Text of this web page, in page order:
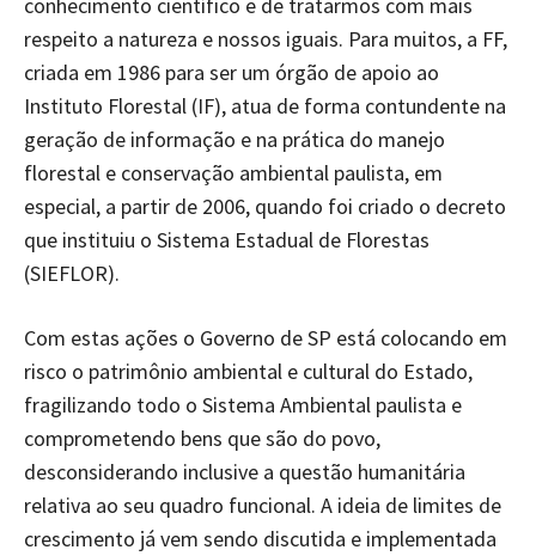
respeito a natureza e nossos iguais. Para muitos, a FF,
criada em 1986 para ser um órgão de apoio ao
Instituto Florestal (IF), atua de forma contundente na
geração de informação e na prática do manejo
florestal e conservação ambiental paulista, em
especial, a partir de 2006, quando foi criado o decreto
que instituiu o Sistema Estadual de Florestas
(SIEFLOR).
Com estas ações o Governo de SP está colocando em
risco o patrimônio ambiental e cultural do Estado,
fragilizando todo o Sistema Ambiental paulista e
comprometendo bens que são do povo,
desconsiderando inclusive a questão humanitária
relativa ao seu quadro funcional. A ideia de limites de
crescimento já vem sendo discutida e implementada